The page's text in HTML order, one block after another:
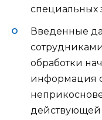
специальных
Введенные
обработки
информация
действующей